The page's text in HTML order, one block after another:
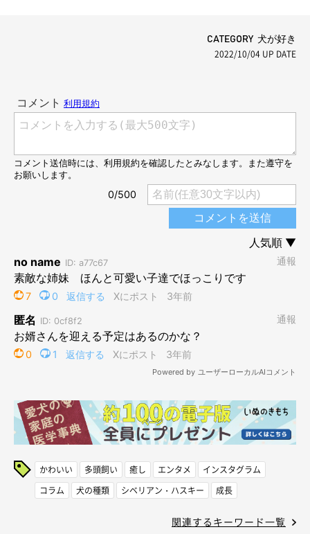
CATEGORY 犬が好き
2022/10/04 UP DATE
かわいい 多頭飼い 癒し エンタメ
インスタグラム
コラム
犬の種類 シベリアン・ハスキー 成長
関連するキーワード一覧